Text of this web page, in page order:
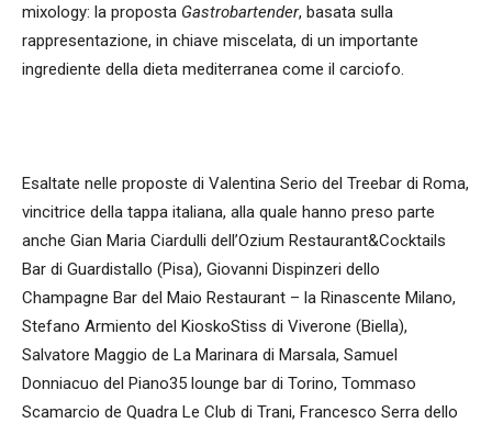
mixology: la proposta Gastrobartender, basata sulla
rappresentazione, in chiave miscelata, di un importante
ingrediente della dieta mediterranea come il carciofo.
Esaltate nelle proposte di Valentina Serio del Treebar di Roma,
vincitrice della tappa italiana, alla quale hanno preso parte
anche Gian Maria Ciardulli dell’Ozium Restaurant&Cocktails
Bar di Guardistallo (Pisa), Giovanni Dispinzeri dello
Champagne Bar del Maio Restaurant – la Rinascente Milano,
Stefano Armiento del KioskoStiss di Viverone (Biella),
Salvatore Maggio de La Marinara di Marsala, Samuel
Donniacuo del Piano35 lounge bar di Torino, Tommaso
Scamarcio de Quadra Le Club di Trani, Francesco Serra dello